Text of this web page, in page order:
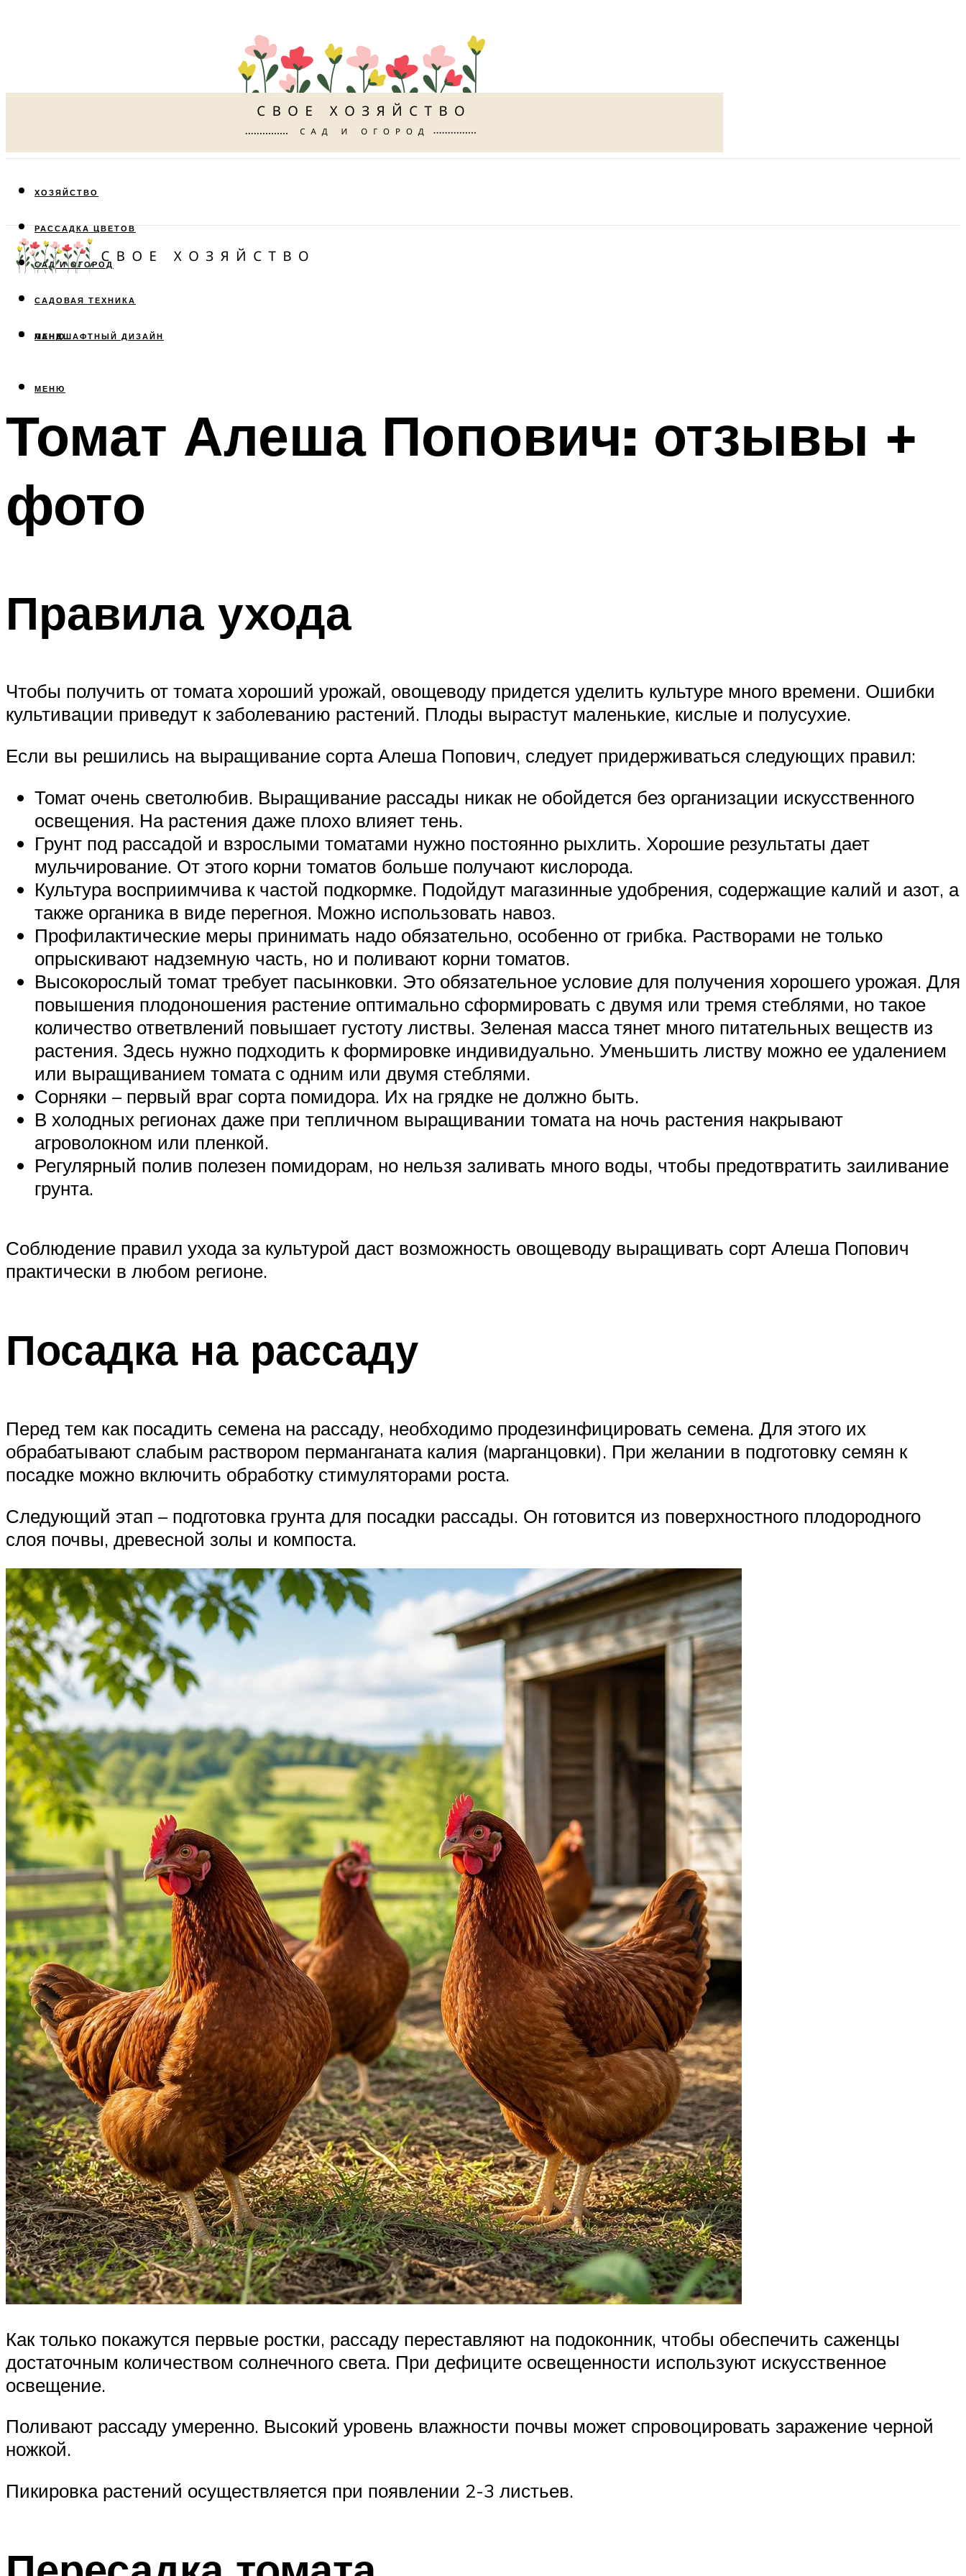
ХОЗЯЙСТВО
РАССАДКА ЦВЕТОВ
САД И ОГОРОД
САДОВАЯ ТЕХНИКА
ЛАНДШАФТНЫЙ ДИЗАЙН
МЕНЮ
МЕНЮ
Томат Алеша Попович: отзывы +
фото
Правила ухода
Чтобы получить от томата хороший урожай, овощеводу придется уделить культуре много времени. Ошибки
культивации приведут к заболеванию растений. Плоды вырастут маленькие, кислые и полусухие.
Если вы решились на выращивание сорта Алеша Попович, следует придерживаться следующих правил:
Томат очень светолюбив. Выращивание рассады никак не обойдется без организации искусственного
освещения. На растения даже плохо влияет тень.
Грунт под рассадой и взрослыми томатами нужно постоянно рыхлить. Хорошие результаты дает
мульчирование. От этого корни томатов больше получают кислорода.
Культура восприимчива к частой подкормке. Подойдут магазинные удобрения, содержащие калий и азот, а
также органика в виде перегноя. Можно использовать навоз.
Профилактические меры принимать надо обязательно, особенно от грибка. Растворами не только
опрыскивают надземную часть, но и поливают корни томатов.
Высокорослый томат требует пасынковки. Это обязательное условие для получения хорошего урожая. Для
повышения плодоношения растение оптимально сформировать с двумя или тремя стеблями, но такое
количество ответвлений повышает густоту листвы. Зеленая масса тянет много питательных веществ из
растения. Здесь нужно подходить к формировке индивидуально. Уменьшить листву можно ее удалением
или выращиванием томата с одним или двумя стеблями.
Сорняки – первый враг сорта помидора. Их на грядке не должно быть.
В холодных регионах даже при тепличном выращивании томата на ночь растения накрывают
агроволокном или пленкой.
Регулярный полив полезен помидорам, но нельзя заливать много воды, чтобы предотвратить заиливание
грунта.
Соблюдение правил ухода за культурой даст возможность овощеводу выращивать сорт Алеша Попович
практически в любом регионе.
Посадка на рассаду
Перед тем как посадить семена на рассаду, необходимо продезинфицировать семена. Для этого их
обрабатывают слабым раствором перманганата калия (марганцовки). При желании в подготовку семян к
посадке можно включить обработку стимуляторами роста.
Следующий этап – подготовка грунта для посадки рассады. Он готовится из поверхностного плодородного
слоя почвы, древесной золы и компоста.
Как только покажутся первые ростки, рассаду переставляют на подоконник, чтобы обеспечить саженцы
достаточным количеством солнечного света. При дефиците освещенности используют искусственное
освещение.
Поливают рассаду умеренно. Высокий уровень влажности почвы может спровоцировать заражение черной
ножкой.
Пикировка растений осуществляется при появлении 2-3 листьев.